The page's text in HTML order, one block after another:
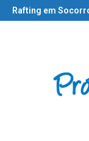
Rafting em